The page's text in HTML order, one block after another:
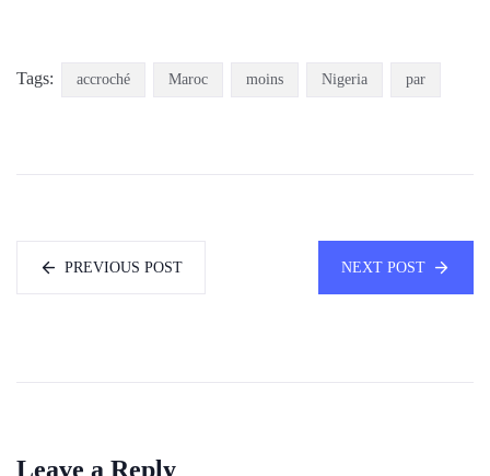
Tags: accroché Maroc moins Nigeria par
PREVIOUS POST NEXT POST
Leave a Reply